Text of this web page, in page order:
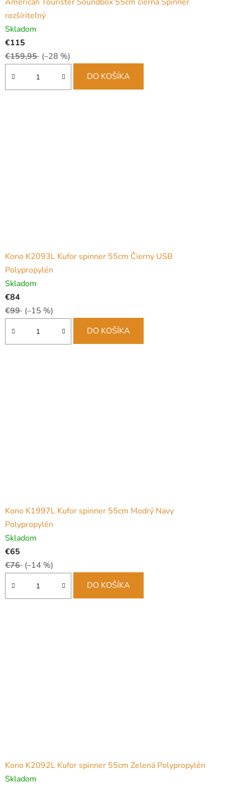
rozšíriteľný
Skladom
€115
€159,95 (–28 %)
DO KOŠÍKA
Kono K2093L Kufor spinner 55cm Čierny USB
Polypropylén
Skladom
€84
€99 (–15 %)
DO KOŠÍKA
Kono K1997L Kufor spinner 55cm Modrý Navy
Polypropylén
Skladom
€65
€76 (–14 %)
DO KOŠÍKA
Kono K2092L Kufor spinner 55cm Zelená Polypropylén
Skladom